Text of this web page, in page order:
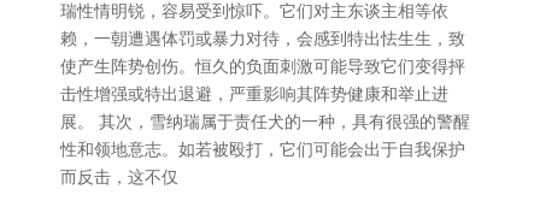
瑞性情明锐，容易受到惊吓。它们对主东谈主相等依
赖，一朝遭遇体罚或暴力对待，会感到特出怯生生，致
使产生阵势创伤。恒久的负面刺激可能导致它们变得抨
击性增强或特出退避，严重影响其阵势健康和举止进
展。 其次，雪纳瑞属于责任犬的一种，具有很强的警醒
性和领地意志。如若被殴打，它们可能会出于自我保护
而反击，这不仅